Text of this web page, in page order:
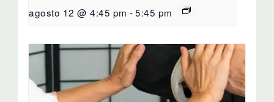
agosto 12 @ 4:45 pm -5:45 pm